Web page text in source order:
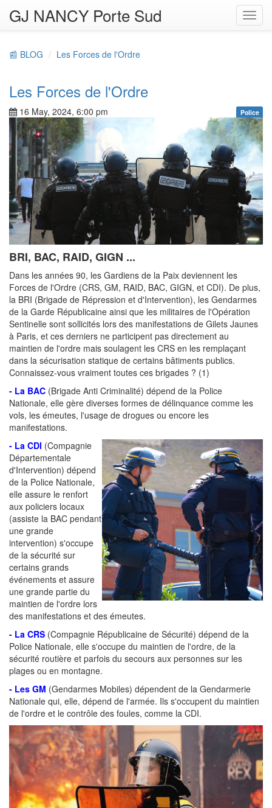
GJ NANCY Porte Sud
📰 BLOG Les Forces de l'Ordre
Les Forces de l'Ordre
16 May, 2024, 6:00 pm Police
BRI, BAC, RAID, GIGN ...
Dans les années 90, les Gardiens de la Paix deviennent les
Forces de l'Ordre (CRS, GM, RAID, BAC, GIGN, et CDI). De plus,
la BRI (Brigade de Répression et d'Intervention), les Gendarmes
de la Garde Républicaine ainsi que les militaires de l'Opération
Sentinelle sont sollicités lors des manifestations de Gilets Jaunes
à Paris, et ces derniers ne participent pas directement au
maintien de l'ordre mais soulagent les CRS en les remplaçant
dans la sécurisation statique de certains bâtiments publics.
Connaissez-vous vraiment toutes ces brigades ? (1)
- La BAC (Brigade Anti Criminalité) dépend de la Police
Nationale, elle gère diverses formes de délinquance comme les
vols, les émeutes, l'usage de drogues ou encore les
manifestations.
- La CDI (Compagnie
Départementale
d'Intervention) dépend
de la Police Nationale,
elle assure le renfort
aux policiers locaux
(assiste la BAC pendant
une grande
intervention) s'occupe
de la sécurité sur
certains grands
événements et assure
une grande partie du
maintien de l'ordre lors
des manifestations et des émeutes.
- La CRS (Compagnie Républicaine de Sécurité) dépend de la
Police Nationale, elle s'occupe du maintien de l'ordre, de la
sécurité routière et parfois du secours aux personnes sur les
plages ou en montagne.
- Les GM (Gendarmes Mobiles) dépendent de la Gendarmerie
Nationale qui, elle, dépend de l'armée. Ils s'occupent du maintien
de l'ordre et le contrôle des foules, comme la CDI.